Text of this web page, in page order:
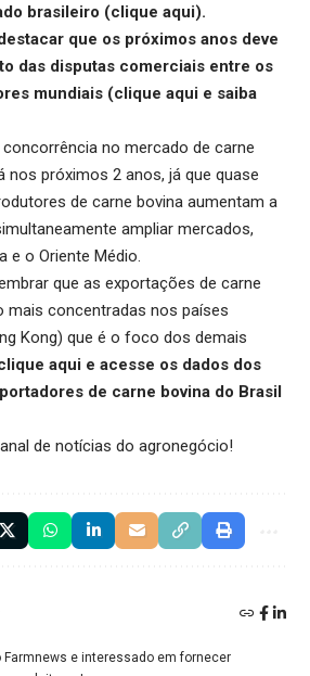
brasileiro (clique aqui).
que os próximos anos deve
das disputas comerciais entre os
mundiais (clique aqui e saiba
no mercado de carne
nos próximos 2 anos, já que quase
de carne bovina aumentam a
ampliar mercados,
e o Oriente Médio.
que as exportações de carne
mais concentradas nos países
Kong) que é o foco dos demais
aqui e acesse os dados dos
de carne bovina do Brasil
de notícias do agronegócio!
e interessado em fornecer